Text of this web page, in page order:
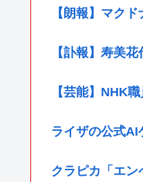
【朗報】マク
【訃報】寿美
【芸能】NHK
ライザの公式AI
クラピカ「エン